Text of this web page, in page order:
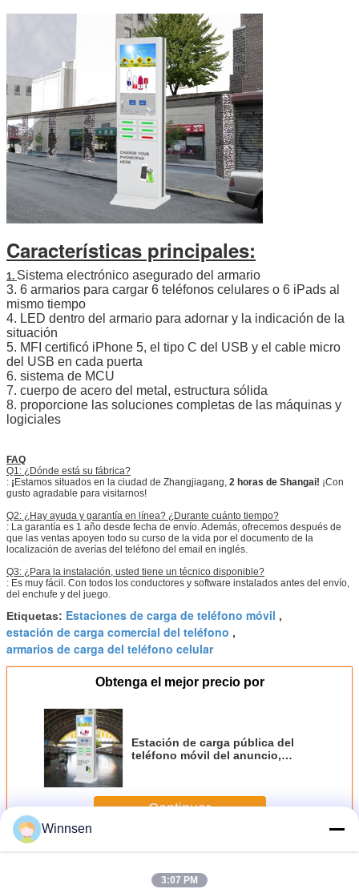
Características principales:
1. Sistema electrónico asegurado del armario
3. 6 armarios para cargar 6 teléfonos celulares o 6 iPads al
mismo tiempo
4. LED dentro del armario para adornar y la indicación de la
situación
5. MFI certificó iPhone 5, el tipo C del USB y el cable micro
del USB en cada puerta
6. sistema de MCU
7. cuerpo de acero del metal, estructura sólida
8. proporcione las soluciones completas de las máquinas y
logiciales
FAQ
Q1: ¿Dónde está su fábrica?
: ¡ Estamos situados en la ciudad de Zhangjiagang, 2 horas de Shangai! ¡Con
gusto agradable para visitarnos!
Q2: ¿Hay ayuda y garantía en línea? ¿Durante cuánto tiempo?
: La garantía es 1 año desde fecha de envío. Además, ofrecemos después de
que las ventas apoyen todo su curso de la vida por el documento de la
localización de averías del teléfono del email en inglés.
Q3: ¿Para la instalación, usted tiene un técnico disponible?
: Es muy fácil. Con todos los conductores y software instalados antes del envío,
del enchufe y del juego.
Etiquetas: Estaciones de carga de teléfono móvil ,
estación de carga comercial del teléfono ,
armarios de carga del teléfono celular
Obtenga el mejor precio por
Estación de carga pública del
teléfono móvil del anuncio,
teléfono celular
Continuar
MásEstaciones de carga del teléfono celular
Winnsen
3:07 PM